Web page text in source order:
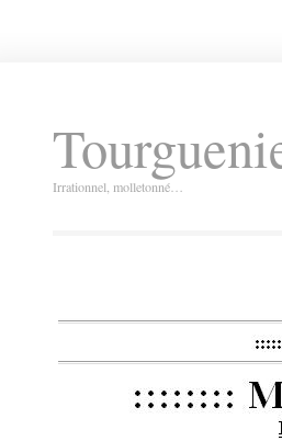
Irrationnel, molletonné…